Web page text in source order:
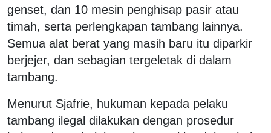
genset, dan 10 mesin penghisap pasir atau
timah, serta perlengkapan tambang lainnya.
Semua alat berat yang masih baru itu diparkir
berjejer, dan sebagian tergeletak di dalam
tambang.
Menurut Sjafrie, hukuman kepada pelaku
tambang ilegal dilakukan dengan prosedur